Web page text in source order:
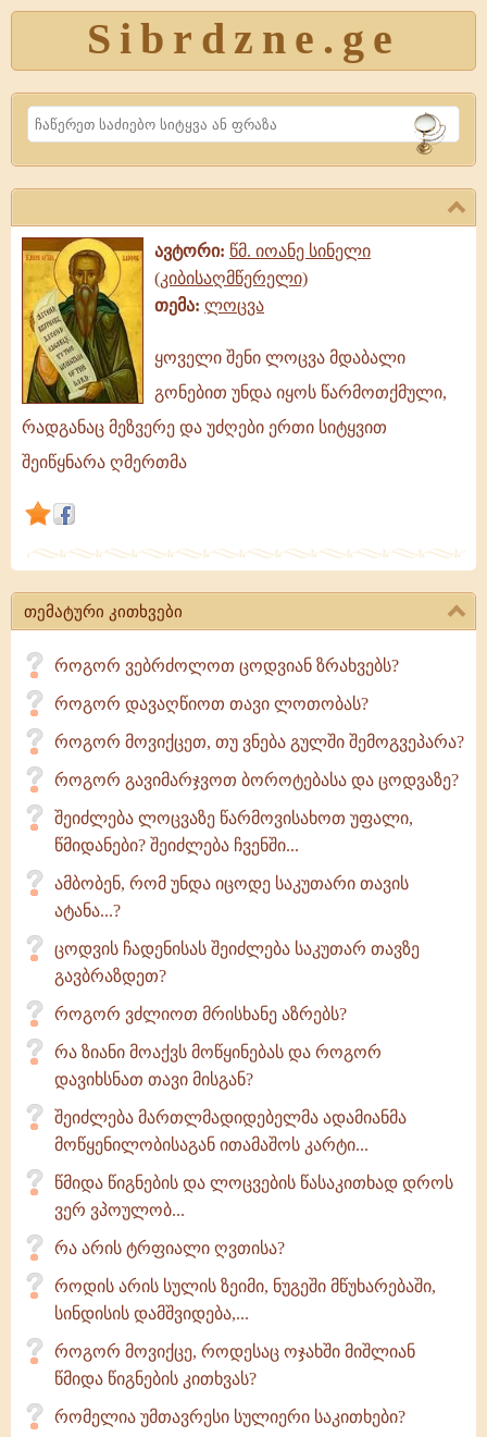
Sibrdzne.ge
Search
ავტორი: წმ. იოანე სინელი
(კიბისაღმწერელი)
თემა: ლოცვა
ყოველი
შენი
ლოცვა
მდაბალი
უნდა
წარმოთქმული,
რადგანაც
მეზვერე
და
უძღები
ერთი
სიტყვით
ყოველი შენი ლოცვა მდაბალი
გონებით უნდა იყოს წარმოთქმული,
რადგანაც მეზვერე და უძღები ერთი სიტყვით
შეიწყნარა ღმერთმა
თემატური კითხვები
როგორ ვებრძოლოთ ცოდვიან ზრახვებს?
როგორ დავაღწიოთ თავი ლოთობას?
როგორ მოვიქცეთ, თუ ვნება გულში შემოგვეპარა?
როგორ გავიმარჯვოთ ბოროტებასა და ცოდვაზე?
შეიძლება ლოცვაზე წარმოვისახოთ უფალი,
წმიდანები? შეიძლება ჩვენში...
ამბობენ, რომ უნდა იცოდე საკუთარი თავის
ატანა...?
ცოდვის ჩადენისას შეიძლება საკუთარ თავზე
გავბრაზდეთ?
როგორ ვძლიოთ მრისხანე აზრებს?
რა ზიანი მოაქვს მოწყინებას და როგორ
დავიხსნათ თავი მისგან?
შეიძლება მართლმადიდებელმა ადამიანმა
მოწყენილობისაგან ითამაშოს კარტი...
წმიდა წიგნების და ლოცვების წასაკითხად დროს
ვერ ვპოულობ...
რა არის ტრფიალი ღვთისა?
როდის არის სულის ზეიმი, ნუგეში მწუხარებაში,
სინდისის დამშვიდება,...
როგორ მოვიქცე, როდესაც ოჯახში მიშლიან
წმიდა წიგნების კითხვას?
რომელია უმთავრესი სულიერი საკითხები?